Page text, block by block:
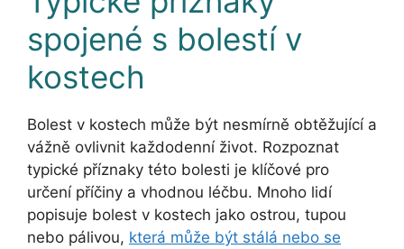
spojené s bolestí v
kostech
Bolest v kostech může být nesmírně obtěžující a
vážně ovlivnit každodenní život. Rozpoznat
typické příznaky této bolesti je klíčové pro
určení příčiny a vhodnou léčbu. Mnoho lidí
popisuje bolest v kostech jako ostrou, tupou
nebo pálivou, která může být stálá nebo se